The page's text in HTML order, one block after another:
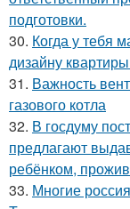
подготовки.
30. Когда у тебя
дизайну
31. Важность
газового котла
32. В госдуму
предлагают
ребёнком,
33. Многие